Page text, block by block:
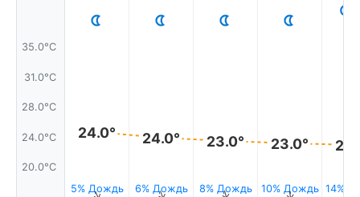
35.0°C
31.0°C
28.0°C
24.0°C
20.0°C
24.0°
5% Дождь
24.0°
6% Дождь
23.0°
8% Дождь
23.0°
10% Дождь 14%